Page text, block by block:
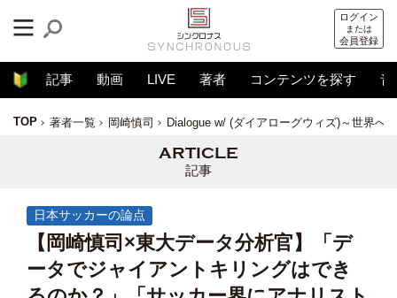
ログイン
または
会員登録
記事 動画 LIVE 著者 コンテンツを探す 音
TOP 著者一覧 岡崎慎司 Dialogue w/ (ダイアローグウィズ)～世界へ
記事
日本サッカーの論点
【岡崎慎司×東大データ分析官】「デ
ータでジャイアントキリングはでき